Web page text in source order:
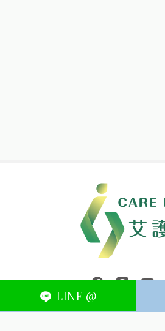
LINE @
中壢醫療器材｜醫療器材補助｜出院
連結到連結到連
ABOUT